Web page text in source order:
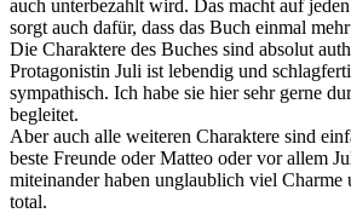
auch unterbezahlt wird. Das macht auf
sorgt auch dafür, dass das Buch einmal
Die Charaktere des Buches sind absolut
Protagonistin Juli ist lebendig und
sympathisch. Ich habe sie hier sehr gerne
begleitet.
Aber auch alle weiteren Charaktere sind
beste Freunde oder Matteo oder vor allem
miteinander haben unglaublich viel Charme
total.